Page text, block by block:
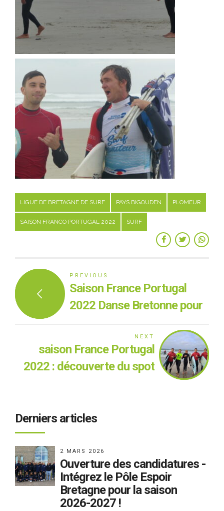
LIGUE DE BRETAGNE DE SURF PAYS BIGOUDEN PLOMEUR
SAISON FRANCO PORTUGAL 2022 SURF
PREVIOUS
Saison France Portugal
2022 Danse Bretonne pour
NEXT
saison France Portugal
2022 : découverte du spot
Derniers articles
2 MARS 2026
Ouverture des candidatures -
Intégrez le Pôle Espoir
Bretagne pour la saison
2026-2027 !